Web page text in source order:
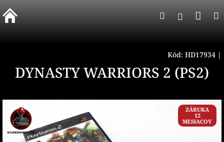
na
obsah
Hľadať
Kód: HD17934 |
DYNASTY WARRIORS 2 (PS2)
ZÁRUKA
12
MESIACOV